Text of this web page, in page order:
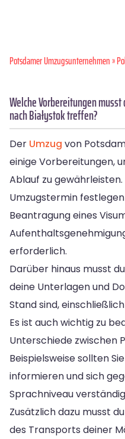
Potsdamer Umzugsunternehmen»
Welche Vorbereitungen
nach Białystok treffen?
Der Umzug von
einige Vorbereitungen,
Ablauf zu
Umzugstermin
Beantragung eines
erforderlich.
Darüber hinaus musst
deine Unterlagen und
Stand sind,
Es ist auch wichtig zu
Unterschiede zwischen
Beispielsweise sollten
informieren und sich
Sprachniveau
Zusätzlich dazu musst
des Transports deiner